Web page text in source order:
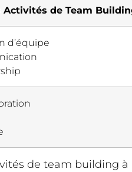
Activités de Team
d’équipe
de team building